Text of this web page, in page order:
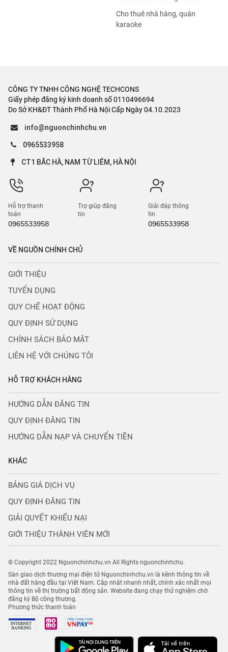
Cho thuê nhà hàng, quán
karaoke
CÔNG TY TNHH CÔNG NGHỆ TECHCONS
Giấy phép đăng ký kinh doanh số 0110496694
Do Sở KH&ĐT Thành Phố Hà Nội Cấp Ngày 04.10.2023
info@nguonchinhchu.vn
0965533958
CT1 BẮC HÀ, NAM TỪ LIÊM, HÀ NỘI
Hỗ trợ thanh
toán
0965533958
Trợ giúp đăng
tin
Giải đáp thông
tin
0965533958
VỀ NGUỒN CHÍNH CHỦ
GIỚI THIỆU
TUYỂN DỤNG
QUY CHẾ HOẠT ĐỘNG
QUY ĐỊNH SỬ DỤNG
CHÍNH SÁCH BẢO MẬT
LIÊN HỆ VỚI CHÚNG TÔI
HỖ TRỢ KHÁCH HÀNG
HƯỚNG DẪN ĐĂNG TIN
QUY ĐỊNH ĐĂNG TIN
HƯỚNG DẪN NẠP VÀ CHUYỂN TIỀN
KHÁC
BẢNG GIÁ DỊCH VỤ
QUY ĐỊNH ĐĂNG TIN
GIẢI QUYẾT KHIẾU NẠI
GIỚI THIỆU THÀNH VIÊN MỚI
© Copyright 2022 Nguonchinhchu.vn All Rights nguonchinhchu.
Sàn giao dịch thương mại điện tử Nguonchinhchu.vn là kênh thông tin về
nhà đất hàng đầu tại Việt Nam. Cập nhật nhanh nhất, chính xác nhất mọi
thông tin về thị trường bất động sản. Website đang chạy thử nghiệm chờ
đăng ký Bộ công thương.
Phương thức thanh toán